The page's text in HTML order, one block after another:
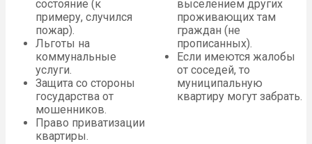
состояние (к
примеру, случился
пожар).
Льготы на
коммунальные
услуги.
Защита со стороны
государства от
мошенников.
Право приватизации
квартиры.
выселением других
проживающих там
граждан (не
прописанных).
Если имеются жалобы
от соседей, то
муниципальную
квартиру могут забрать.